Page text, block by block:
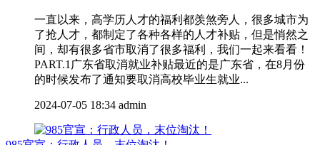
一直以来，高学历人才的福利都羡煞旁人，很多城市为
了抢人才，都制定了各种各样的人才补贴，但是悄然之
间，却有很多省市取消了很多福利，我们一起来看看！
PART.1广东省取消就业补贴最近的是广东省，在8月份
的时候发布了通知要取消高校毕业生就业...
2024-07-05 18:34 admin